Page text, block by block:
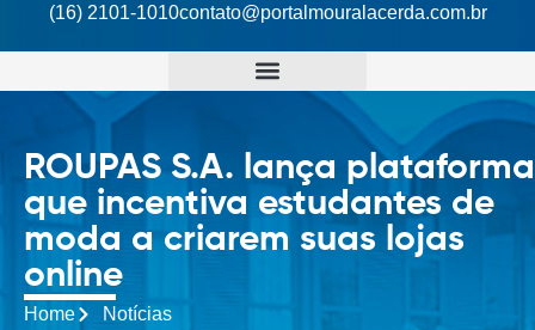
(16) 2101-1010contato@portalmouralacerda.com.br
ROUPAS S.A. lança plataforma
que incentiva estudantes de
moda a criarem suas lojas
online
Home
Notícias